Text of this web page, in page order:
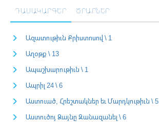
ԴԱՍԱԿԱՐԳԵՐ ԾՐԱՐՆԵՐ
Ազատութիւն Քրիստոսով \ 1
Աղօթք \ 13
Ապաշխարութիւն \ 1
Ապրիլ 24 \ 6
Աստուած, Հրեշտակներ եւ Մարդկութիւն \ 5
Աստուծոյ Ձայնը Զանազանել \ 6